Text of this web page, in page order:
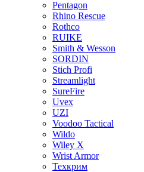
Pentagon
Rhino Rescue
Rothco
RUIKE
Smith & Wesson
SORDIN
Stich Profi
Streamlight
SureFire
Uvex
UZI
Voodoo Tactical
Wildo
Wiley X
Wrist Armor
Техкрим